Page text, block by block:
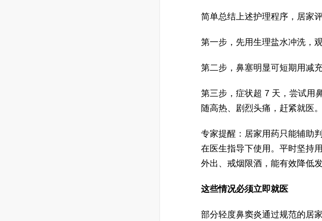
简单总结上述护理程序，居家
第一步，先用生理盐水冲洗，
第二步，鼻塞明显可短期用减
第三步，症状超 7 天，尝试用
随高热、剧烈头痛，赶紧就医。
专家提醒：居家用药只能辅助
在医生指导下使用。平时坚持
外出、戒烟限酒，能有效降低发
这些情况必须立即就医
部分轻度鼻窦炎通过规范的居